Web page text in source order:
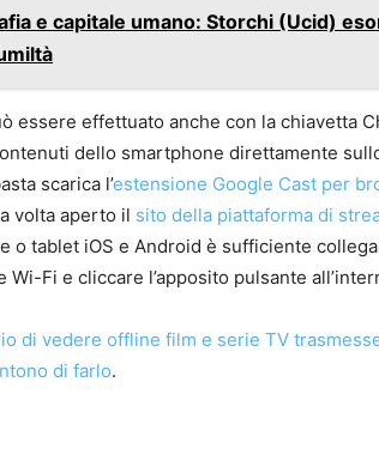
e capitale umano: Storchi (Ucid)
essere effettuato anche con la chiavetta
dello smartphone direttamente
scarica l’estensione Google Cast per
volta aperto il sito della piattaforma di
o tablet iOS e Android è sufficiente
Fi e cliccare l’apposito pulsante
di vedere offline film e serie TV
di farlo.